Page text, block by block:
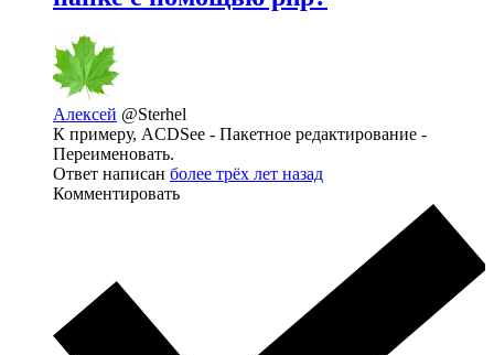
Алексей @Sterhel
К примеру, ACDSee - Пакетное редактирование -
Переименовать.
Ответ написан более трёх лет назад
Комментировать